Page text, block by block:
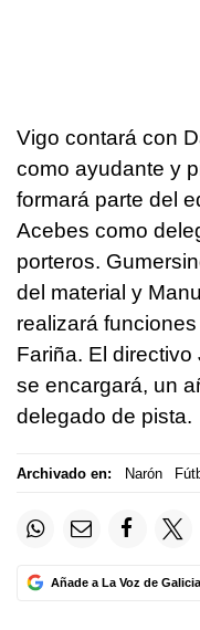
Vigo contará con
como ayudante y
formará parte del
Acebes como
porteros.
del material y
realizará
Fariña. El
se encargará, un
delegado de pista.
Archivado en: Narón
Añade a La Voz de